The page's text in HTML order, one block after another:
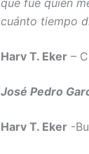
que fue quien
cuánto tiempo
Harv T. Eker –
José Pedro
Harv T. Eker -